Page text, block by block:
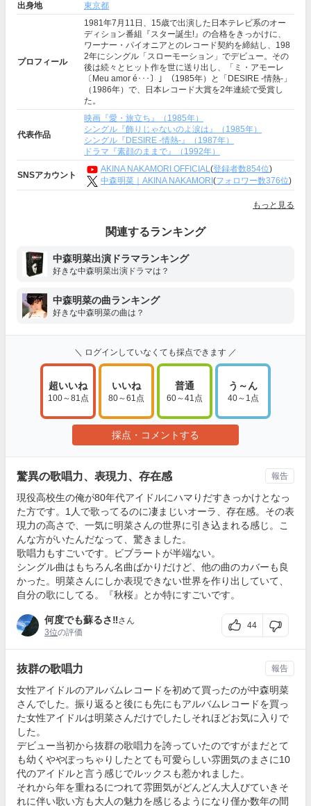
出身地 東京都
プロフィール
1981年7月11日、15歳で出演した日本テレビ系のオー
ディション番組『スター誕生!』の合格をきっかけに、
ワーナー・パイオニアとのレコード契約を締結し、198
2年にシングル「スローモーション」でデビュー。その
後は続々とヒット作を世に送り出し、「ミ・アモーレ
〔Meu amor é･･･〕」（1985年）と「DESIRE -情熱-」
（1986年）で、日本レコード大賞を2年連続で受賞し
た。
代表作品
映画『愛・旅立ち』（1985年）
シングル『飾りじゃないのよ涙は』（1985年）
シングル『DESIRE -情熱-』（1987年）
ドラマ『素顔のままで』（1992年）
SNSアカウント
AKINA NAKAMORI OFFICIAL(登録者数854位)
中森明菜｜AKINA NAKAMORI(フォロワー数376位)
もっと見る
関連するランキング
中森明菜出演ドラマランキング
好きな中森明菜出演ドラマは？
中森明菜の曲ランキング
好きな中森明菜の曲は？
＼ ログインしていなくても採点できます ／
超いいね
100～81点
いいね
80～61点
普通
60～41点
う～ん
40～1点
採点・コメントする
驚異の歌唱力、表現力、存在感
現役高校生の俺が80年代アイドルにハマりだすきっかけとなっ
た方です。1人で歌ってるのに凄まじいオーラ、存在感。その表
現力の高さで、一気に明菜さんの世界に引き込まれる感じ。こ
んな方がいたんだなって、驚きました。
歌唱力もすごいです。ビブラートが半端ない。
シングル曲はもちろん名曲ばかりだけど、他の曲のカバーも良
かった。明菜さんにしか表現できない世界を作り出していて、
自分の歌にしてる。『秋桜』とか特にすごいです。
何度でも蘇るさ‼︎さん
3位の評価
44
報告
抜群の歌唱力
女性アイドルのアルバムレコードを初めて買ったのが中森明菜
さんでした。振り返ると後にも先にもアルバムレコードを買っ
た女性アイドルは明菜さんだけでしたしそれほどお気に入りで
した。
デビュー当初から抜群の歌唱力を誇っていたのですがまだとて
も幼くややぽっちゃりしたとても可愛らしい雰囲気のまさに10
代のアイドルと言う感じでルックスも惹かれました。
それから年を重ねるにつれて雰囲気がどんどん大人びていきそ
れに伴い歌い方も大人の魅力を感じるようになり僅か数年の間
報告